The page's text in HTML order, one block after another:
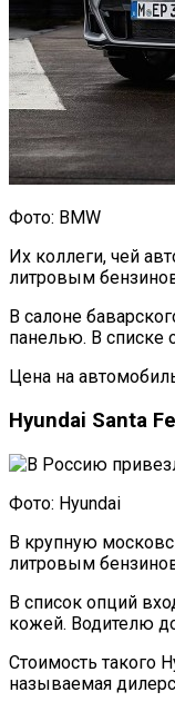
Фото: BMW
Их коллеги, чей
литровым
В салоне
панелью. В списке
Цена на
Hyundai Santa Fe
Фото: Hyundai
В крупную
литровым
В список опций
кожей. Водителю
Стоимость такого
называемая